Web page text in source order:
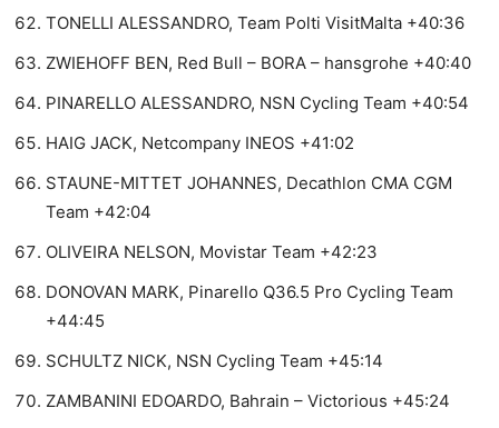
TONELLI ALESSANDRO, Team Polti VisitMalta +40:36
ZWIEHOFF BEN, Red Bull – BORA – hansgrohe +40:40
PINARELLO ALESSANDRO, NSN Cycling Team +40:54
HAIG JACK, Netcompany INEOS +41:02
STAUNE-MITTET JOHANNES, Decathlon CMA CGM
Team +42:04
OLIVEIRA NELSON, Movistar Team +42:23
DONOVAN MARK, Pinarello Q36.5 Pro Cycling Team
+44:45
SCHULTZ NICK, NSN Cycling Team +45:14
ZAMBANINI EDOARDO, Bahrain – Victorious +45:24